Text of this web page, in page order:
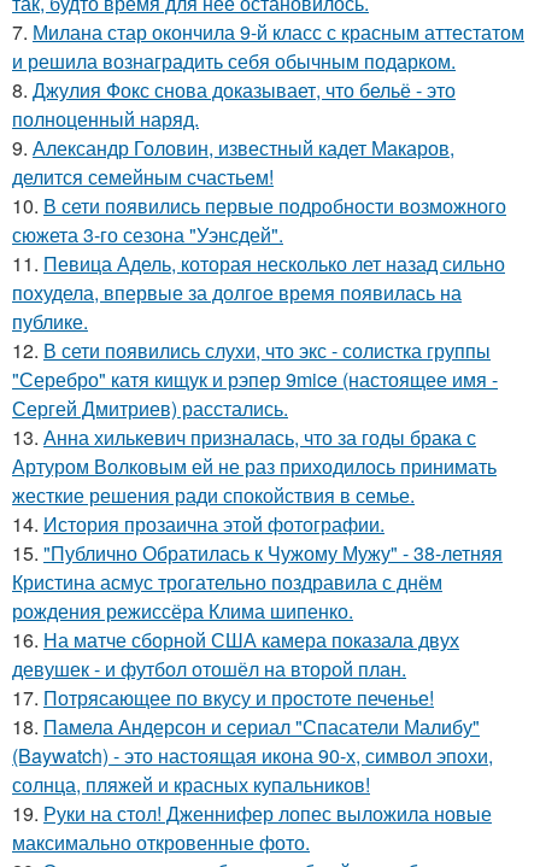
7. Милана стар окончила 9-й класс с красным аттестатом
и решила вознаградить себя обычным подарком.
8. Джулия Фокс снова доказывает, что бельё - это
полноценный наряд.
9. Александр Головин, известный кадет Макаров,
делится семейным счастьем!
10. В сети появились первые подробности возможного
сюжета 3-го сезона "Уэнсдей".
11. Певица Адель, которая несколько лет назад сильно
похудела, впервые за долгое время появилась на
публике.
12. В сети появились слухи, что экс - солистка группы
"Серебро" катя кищук и рэпер 9mice (настоящее имя -
Сергей Дмитриев) расстались.
13. Анна хилькевич призналась, что за годы брака с
Артуром Волковым ей не раз приходилось принимать
жесткие решения ради спокойствия в семье.
14. История прозаична этой фотографии.
15. "Публично Обратилась к Чужому Мужу" - 38-летняя
Кристина асмус трогательно поздравила с днём
рождения режиссёра Клима шипенко.
16. На матче сборной США камера показала двух
девушек - и футбол отошёл на второй план.
17. Потрясающее по вкусу и простоте печенье!
18. Памела Андерсон и сериал "Спасатели Малибу"
(Baywatch) - это настоящая икона 90-х, символ эпохи,
солнца, пляжей и красных купальников!
19. Руки на стол! Дженнифер лопес выложила новые
максимально откровенные фото.